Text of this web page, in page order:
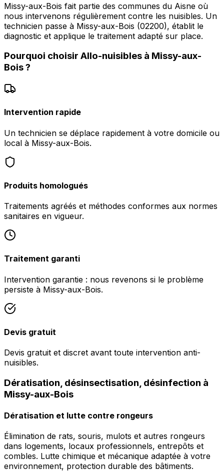
Missy-aux-Bois fait partie des communes du Aisne où
nous intervenons régulièrement contre les nuisibles. Un
technicien passe à Missy-aux-Bois (02200), établit le
diagnostic et applique le traitement adapté sur place.
Pourquoi choisir Allo-nuisibles à Missy-aux-
Bois?
Intervention rapide
Un technicien se déplace rapidement à votre domicile ou
local à Missy-aux-Bois.
Produits homologués
Traitements agréés et méthodes conformes aux normes
sanitaires en vigueur.
Traitement garanti
Intervention garantie : nous revenons si le problème
persiste à Missy-aux-Bois.
Devis gratuit
Devis gratuit et discret avant toute intervention anti-
nuisibles.
Dératisation, désinsectisation, désinfection à
Missy-aux-Bois
Dératisation et lutte contre rongeurs
Élimination de rats, souris, mulots et autres rongeurs
dans logements, locaux professionnels, entrepôts et
combles. Lutte chimique et mécanique adaptée à votre
environnement, protection durable des bâtiments.